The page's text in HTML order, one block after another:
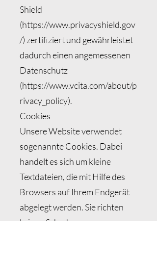
Shield
(https://www.privacyshield.gov
/) zertifiziert und gewährleistet
dadurch einen angemessenen
Datenschutz
(https://www.vcita.com/about/p
rivacy_policy).
Cookies
Unsere Website verwendet
sogenannte Cookies. Dabei
handelt es sich um kleine
Textdateien, die mit Hilfe des
Browsers auf Ihrem Endgerät
abgelegt werden. Sie richten
keinen Schaden an.